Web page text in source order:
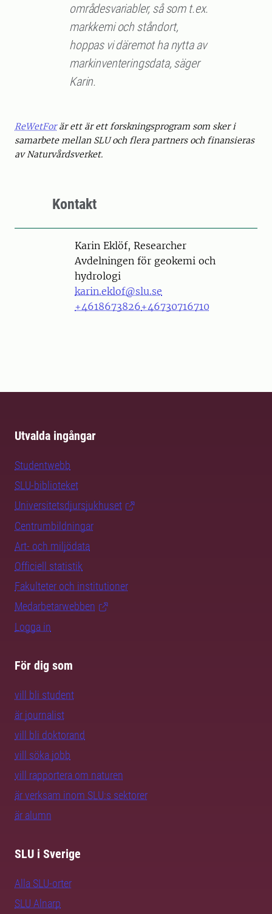
områdesvariabler, så som t.ex.
markkemi och ståndort,
hoppas vi däremot ha nytta av
markinventeringsdata, säger
Karin.
ReWetForär ett är ett forskningsprogram som sker i
samarbete mellan SLU och flera partners och finansieras
av Naturvårdsverket.
Kontakt
PersonKarin Eklöf, Researcher
Avdelningen för geokemi och
hydrologi
karin.eklof@slu.se
+4618673826+46730716710
Utvalda ingångar
Studentwebb
SLU-biblioteket
Universitetsdjursjukhuset
Centrumbildningar
Art- och miljödata
Officiell statistik
Fakulteter och institutioner
Medarbetarwebben
Logga in
För dig som
vill bli student
är journalist
vill bli doktorand
vill söka jobb
vill rapportera om naturen
är verksam inom SLU:s sektorer
är alumn
SLU i Sverige
Alla SLU-orter
SLU Alnarp